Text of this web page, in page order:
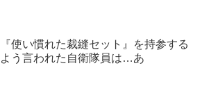
『使い慣れた裁縫セット』を持参する
よう言われた自衛隊員は…あ